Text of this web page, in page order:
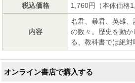
税込価格
1,760円（本体価格
内容
名君、暴君、英雄
の数々。歴史を動
る、教科書では絶対
オンライン書店で購入する